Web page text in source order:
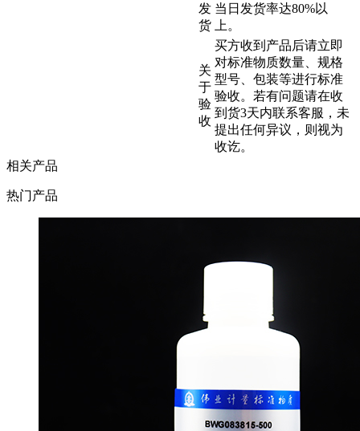
发
货
当日发货率达80%以
上。
关
于
验
收
买方收到产品后请立即
对标准物质数量、规格
型号、包装等进行标准
验收。若有问题请在收
到货3天内联系客服，未
提出任何异议，则视为
收讫。
相关产品
热门产品